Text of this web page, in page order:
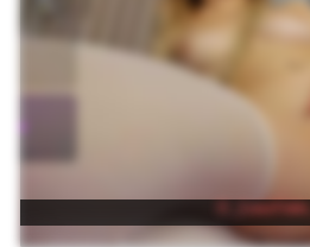
☉ _LunaViolet_